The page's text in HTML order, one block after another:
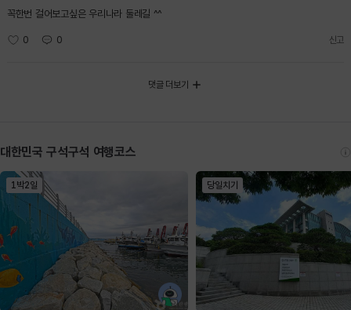
꼭한번 걸어보고싶은 우리나라 둘레길 ^^
0 0 신고
댓글 더보기
대한민국 구석구석 여행코스
1박2일 당일치기